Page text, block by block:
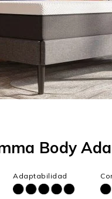
Body
Adaptabilidad